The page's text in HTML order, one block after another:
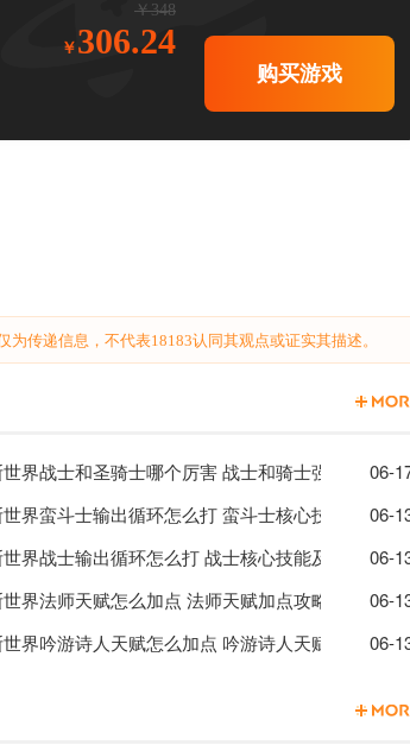
￥348
306.24
购买游戏
传递信息，不代表18183认同其观点或证实其描述。
界战士和圣骑士哪个厉害 战士和骑士强度解析06-
界蛮斗士输出循环怎么打 蛮斗士核心技能及输出
06-
界战士输出循环怎么打 战士核心技能及输出手法
06-
界法师天赋怎么加点 法师天赋加点攻略
06-
界吟游诗人天赋怎么加点 吟游诗人天赋加点攻略
06-